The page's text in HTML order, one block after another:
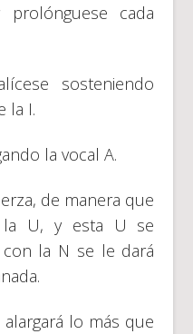
cada
sosteniendo
la I.
la vocal A.
de manera que
U, y esta U se
con la N se le dará
lo más que